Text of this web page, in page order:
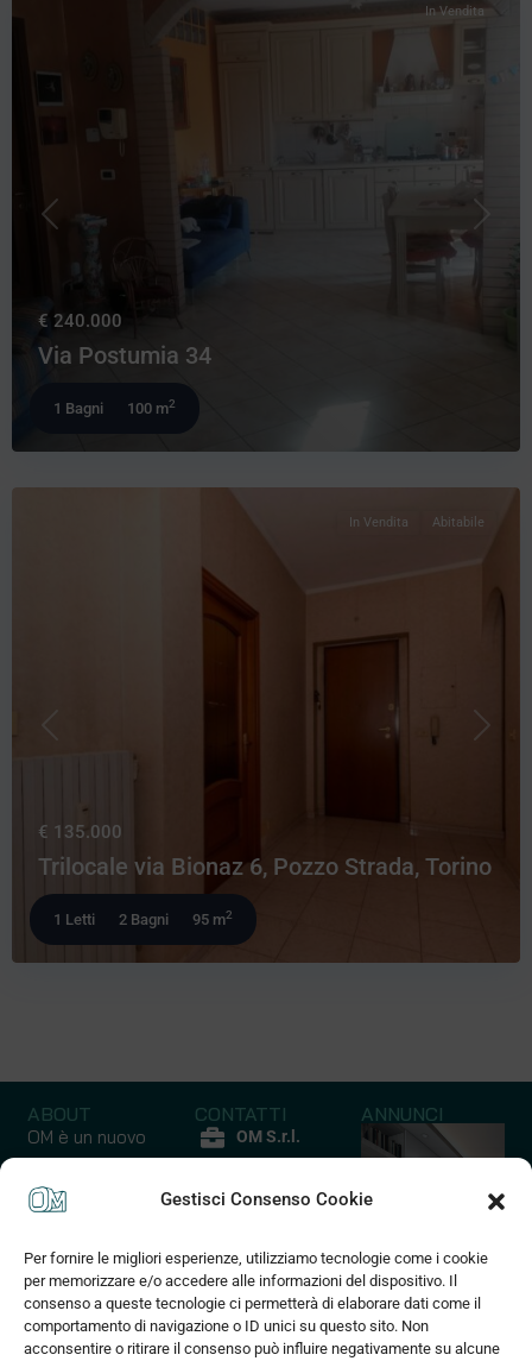
Gestisci Consenso Cookie
Per fornire le migliori esperienze, utilizziamo tecnologie come i cookie
per memorizzare e/o accedere alle informazioni del dispositivo. Il
consenso a queste tecnologie ci permetterà di elaborare dati come il
comportamento di navigazione o ID unici su questo sito. Non
acconsentire o ritirare il consenso può influire negativamente su alcune
In Vendita
Precedente
€ 240.000
Via Postumia 34
1 Bagni 100 m2
In Vendita Abitabile
€ 135.000
Trilocale via Bionaz 6, Pozzo Strada, Torino
1 Letti 2 Bagni 95 m2
ABOUT
OM è un nuovo
modo di
comprare casa
un’ esperienza
emozionale ed
esclusiva che
coniuga praticità
a risparmio di
tempo e denaro
CONTATTI
OM S.r.l.
12852210017
45 C
10135 Torino
(+39) 375
830 2589
ANNUNCI
Capannoni
10 Annunci
Case -
127 Annunci